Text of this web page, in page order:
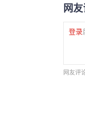
网
登录
网友评